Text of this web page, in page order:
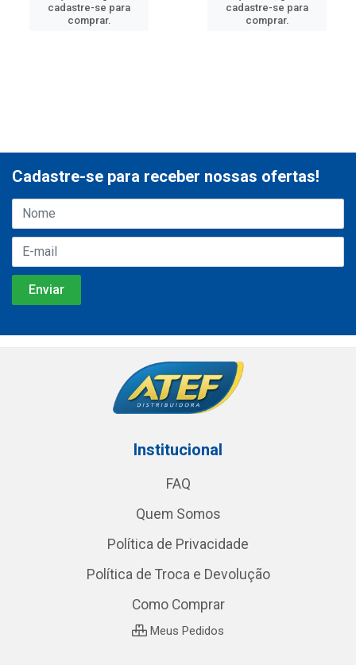
cadastre-se para
comprar.
cadastre-se para
comprar.
Cadastre-se para receber nossas ofertas!
Institucional
FAQ
Quem Somos
Política de Privacidade
Política de Troca e Devolução
Como Comprar
Meus Pedidos